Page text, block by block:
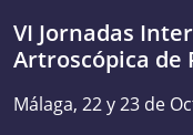
VI Jornadas
Artroscópica de
Málaga, 22 y 23 de